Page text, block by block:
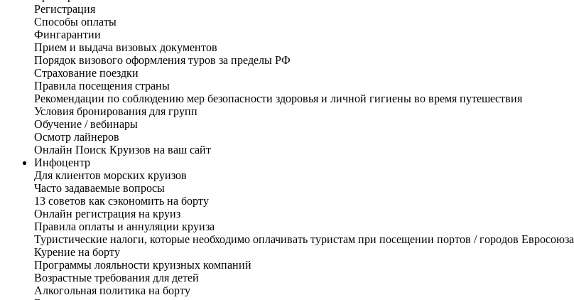
Регистрация
Способы оплаты
Фингарантии
Прием и выдача визовых документов
Порядок визового оформления туров за пределы РФ
Страхование поездки
Правила посещения страны
Рекомендации по соблюдению мер безопасности здоровья и личной гигиены во время путешествия
Условия бронирования для групп
Обучение / вебинары
Осмотр лайнеров
Онлайн Поиск Круизов на ваш сайт
Инфоцентр
Для клиентов морских круизов
Часто задаваемые вопросы
13 советов как сэкономить на борту
Онлайн регистрация на круиз
Правила оплаты и аннуляции круиза
Туристические налоги, которые необходимо оплачивать туристам при посещении портов / городов Евросоюза
Курение на борту
Программы лояльности круизных компаний
Возрастные требования для детей
Алкогольная политика на борту